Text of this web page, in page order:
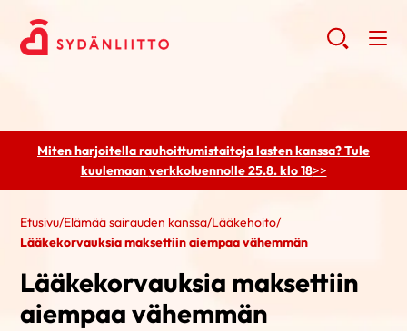
Miten harjoitella rauhoittumistaitoja lasten kanssa? Tule
kuulemaanverkkoluennolle 25.8. klo 18>>
Etusivu/Elämää sairauden kanssa/Lääkehoito/
​Lääkekorvauksia maksettiin aiempaa vähemmän
​Lääkekorvauksia maksettiin
aiempaa vähemmän